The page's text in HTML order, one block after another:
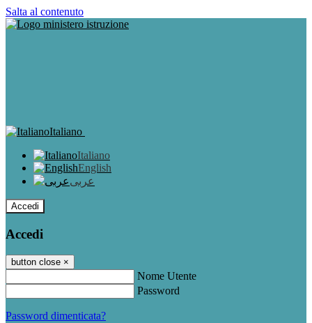
Salta al contenuto
Italiano
Italiano
English
عربى
Accedi
Accedi
button close ×
Nome Utente
Password
Password dimenticata?